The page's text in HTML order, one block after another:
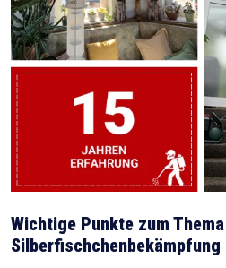
Wichtige Punkte zum Thema
Silberfischchenbekämpfung